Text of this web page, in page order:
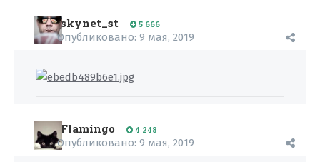
skynet_st 5 666
Опубликовано: 9 мая, 2019
Flamingo 4 248
Опубликовано: 9 мая, 2019